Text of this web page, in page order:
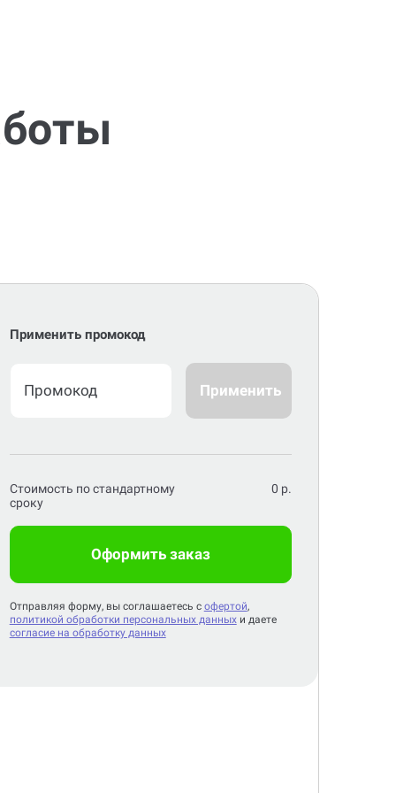
Применить промокод
Применить
Стоимость по стандартному
сроку
0 р.
Оформить заказ
Отправляя форму, вы соглашаетесь с офертой,
политикой обработки персональных данныхи даете
согласие на обработку данных